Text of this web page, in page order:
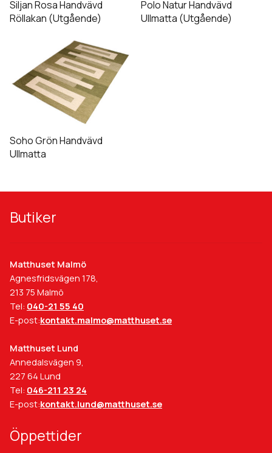
Siljan Rosa Handvävd
Röllakan (Utgående)
olika
på
produktsidan
Polo Natur Handvävd
Ullmatta (Utgående)
olika
Soho Grön Handvävd
Ullmatta
produkten
har
De
olika
på
Butiker
Matthuset Malmö
Agnesfridsvägen 178,
213 75 Malmö
Tel: 040-21 55 40
E-post:kontakt.malmo@matthuset.se
Matthuset Lund
Annedalsvägen 9,
227 64 Lund
Tel: 046-211 23 24
E-post:kontakt.lund@matthuset.se
Öppettider